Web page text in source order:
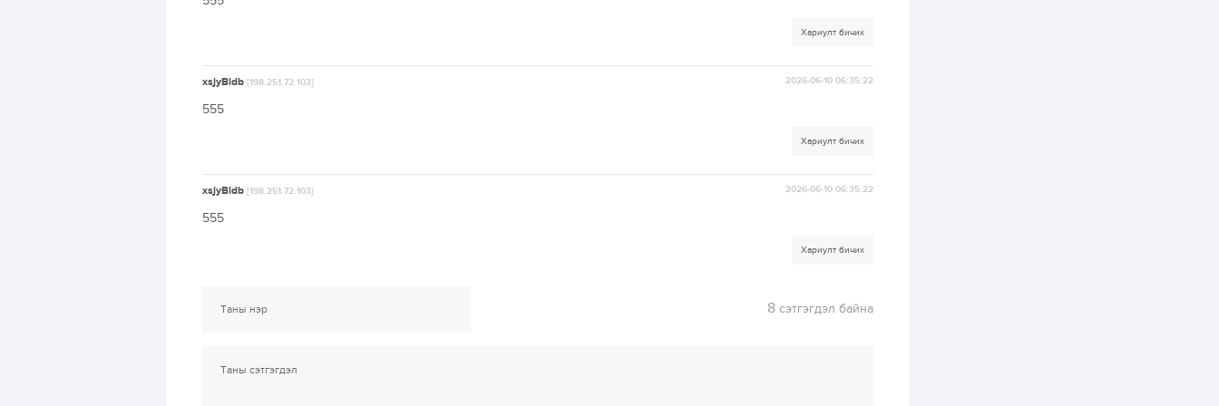
Хариулт бичих
xsjyBldb [198.251.72.103] 2026-06-10 06:35:22
555
Хариулт бичих
xsjyBldb [198.251.72.103] 2026-06-10 06:35:22
555
Хариулт бичих
8 сэтгэгдэл байна